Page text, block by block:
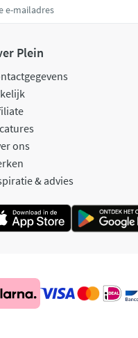
Plein
ons
& advies